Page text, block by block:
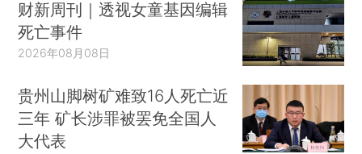
财新周刊｜透视女童基因编辑
死亡事件
2026年08月08日
贵州山脚树矿难致16人死亡近
三年 矿长涉罪被罢免全国人
大代表